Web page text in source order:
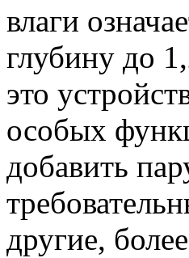
влаги
глубину до
это
особых
добавить
другие,